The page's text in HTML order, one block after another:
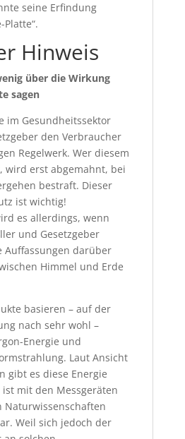
seine Erfindung
Platte“.
Hinweis
über die Wirkung
sagen
im Gesundheitssektor
den Verbraucher
Regelwerk. Wer diesem
wird erst abgemahnt, bei
bestraft. Dieser
ist wichtig!
es allerdings, wenn
und Gesetzgeber
Auffassungen darüber
Himmel und Erde
basieren – auf der
nach sehr wohl –
Energie und
Laut Ansicht
gibt es diese Energie
mit den Messgeräten
Naturwissenschaften
Weil sich jedoch der